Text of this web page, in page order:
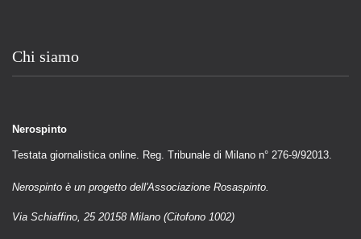
Chi siamo
Nerospinto
Testata giornalistica online. Reg. Tribunale di Milano n° 276-9/92013.
Nerospinto è un progetto dell'Associazione Rosaspinto.
Via Schiaffino, 25 20158 Milano (Citofono 1002)